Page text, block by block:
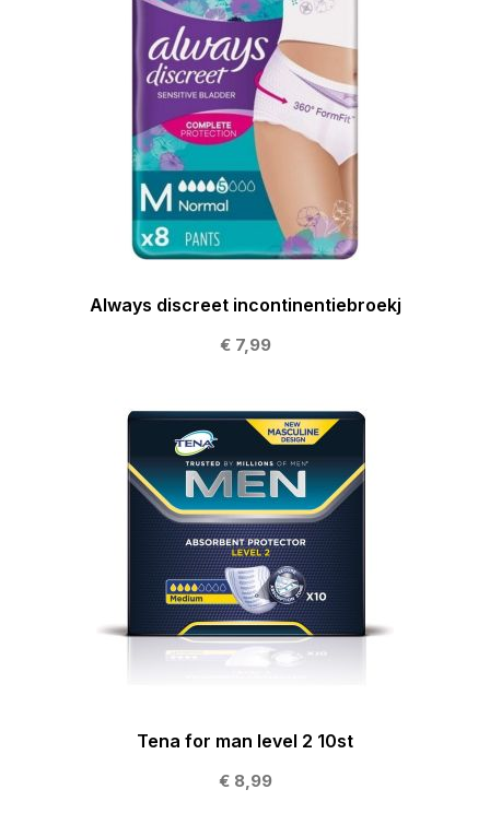
Always discreet incontinentiebroekj
€ 7,99
Tena for man level 2 10st
€ 8,99